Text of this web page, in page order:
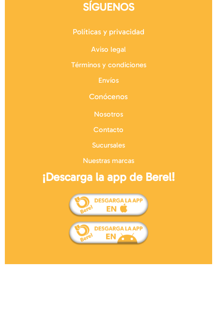
SÍGUENOS
Políticas y privacidad
Aviso legal
Términos y condiciones
Envíos
Conócenos
Nosotros
Contacto
Sucursales
Nuestras marcas
¡Descarga la app de Berel!